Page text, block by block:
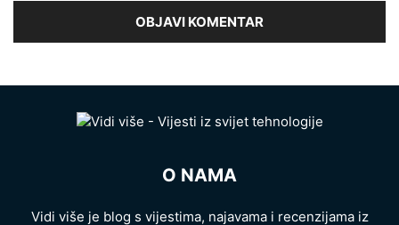
O NAMA
Vidi više je blog s vijestima, najavama i recenzijama iz